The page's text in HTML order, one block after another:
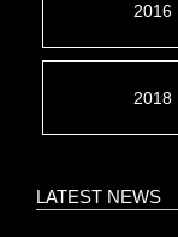
2016
2018
LATEST NEWS